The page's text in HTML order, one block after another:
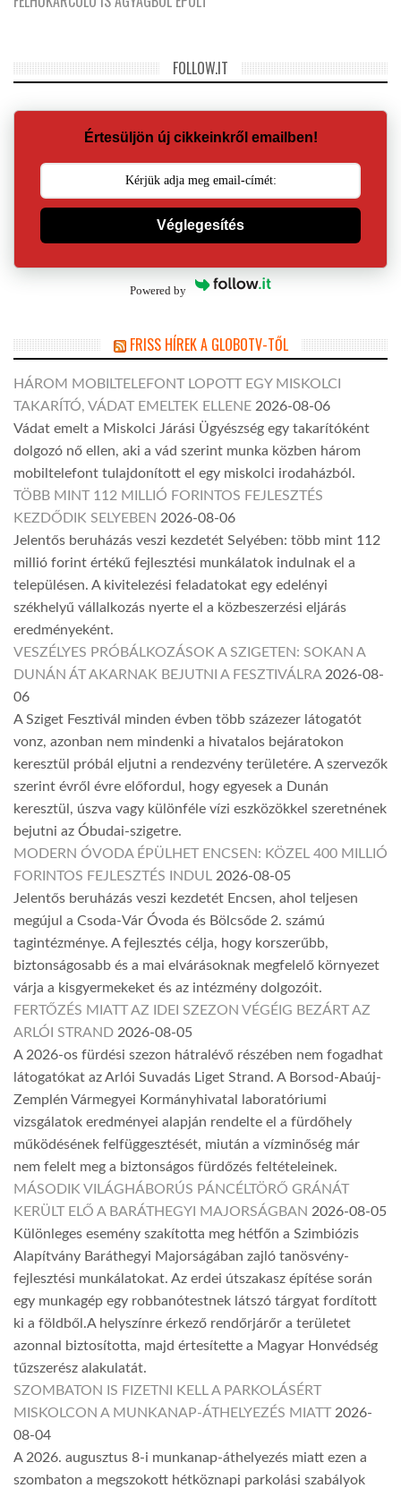
FOLLOW.IT
Értesüljön új cikkeinkről emailben!
Véglegesítés
Powered by
FRISS HÍREK A GLOBOTV-TŐL
HÁROM MOBILTELEFONT LOPOTT EGY MISKOLCI
TAKARÍTÓ, VÁDAT EMELTEK ELLENE 2026-08-06
Vádat emelt a Miskolci Járási Ügyészség egy takarítóként
dolgozó nő ellen, aki a vád szerint munka közben három
mobiltelefont tulajdonított el egy miskolci irodaházból.
TÖBB MINT 112 MILLIÓ FORINTOS FEJLESZTÉS
KEZDŐDIK SELYEBEN 2026-08-06
Jelentős beruházás veszi kezdetét Selyében: több mint 112
millió forint értékű fejlesztési munkálatok indulnak el a
településen. A kivitelezési feladatokat egy edelényi
székhelyű vállalkozás nyerte el a közbeszerzési eljárás
eredményeként.
VESZÉLYES PRÓBÁLKOZÁSOK A SZIGETEN: SOKAN A
DUNÁN ÁT AKARNAK BEJUTNI A FESZTIVÁLRA 2026-08-
06
A Sziget Fesztivál minden évben több százezer látogatót
vonz, azonban nem mindenki a hivatalos bejáratokon
keresztül próbál eljutni a rendezvény területére. A szervezők
szerint évről évre előfordul, hogy egyesek a Dunán
keresztül, úszva vagy különféle vízi eszközökkel szeretnének
bejutni az Óbudai-szigetre.
MODERN ÓVODA ÉPÜLHET ENCSEN: KÖZEL 400 MILLIÓ
FORINTOS FEJLESZTÉS INDUL 2026-08-05
Jelentős beruházás veszi kezdetét Encsen, ahol teljesen
megújul a Csoda-Vár Óvoda és Bölcsőde 2. számú
tagintézménye. A fejlesztés célja, hogy korszerűbb,
biztonságosabb és a mai elvárásoknak megfelelő környezet
várja a kisgyermekeket és az intézmény dolgozóit.
FERTŐZÉS MIATT AZ IDEI SZEZON VÉGÉIG BEZÁRT AZ
ARLÓI STRAND 2026-08-05
A 2026-os fürdési szezon hátralévő részében nem fogadhat
látogatókat az Arlói Suvadás Liget Strand. A Borsod-Abaúj-
Zemplén Vármegyei Kormányhivatal laboratóriumi
vizsgálatok eredményei alapján rendelte el a fürdőhely
működésének felfüggesztését, miután a vízminőség már
nem felelt meg a biztonságos fürdőzés feltételeinek.
MÁSODIK VILÁGHÁBORÚS PÁNCÉLTÖRŐ GRÁNÁT
KERÜLT ELŐ A BARÁTHEGYI MAJORSÁGBAN 2026-08-05
Különleges esemény szakította meg hétfőn a Szimbiózis
Alapítvány Baráthegyi Majorságában zajló tanösvény-
fejlesztési munkálatokat. Az erdei útszakasz építése során
egy munkagép egy robbanótestnek látszó tárgyat fordított
ki a földből.A helyszínre érkező rendőrjárőr a területet
azonnal biztosította, majd értesítette a Magyar Honvédség
tűzszerész alakulatát.
SZOMBATON IS FIZETNI KELL A PARKOLÁSÉRT
MISKOLCON A MUNKANAP-ÁTHELYEZÉS MIATT 2026-
08-04
A 2026. augusztus 8-i munkanap-áthelyezés miatt ezen a
szombaton a megszokott hétköznapi parkolási szabályok